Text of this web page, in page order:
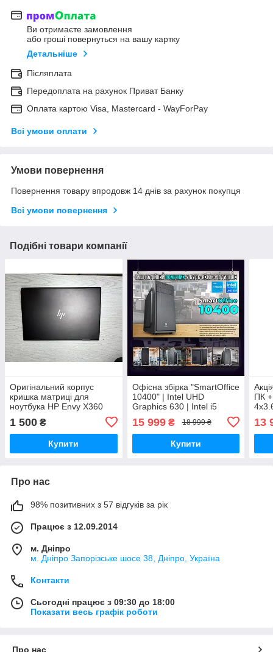
Ви отримаєте замовлення
або гроші повернуться на вашу картку
Детальніше
Післяплата
Передоплата на рахунок Приват Банку
Оплата картою Visa, Mastercard - WayForPay
Всі умови оплати
Умови повернення
Повернення товару впродовж 14 днів за рахунок покупця
Всі умови повернення
Подібні товари компанії
Оригінальний корпус
кришка матриці для
ноутбука HP Envy X360
1 500 ₴
Купити
Офісна збірка "SmartOffice
10400" | Intel UHD
Graphics 630 | Intel i5
10400 |SSD M.2 | Wi-Fi |
WIN11
15 999₴ 18 999 ₴
Купити
ПК
13
Про нас
98% позитивних з 57 відгуків за рік
Працює з 12.09.2014
м. Дніпро
м. Днiпро Запорізське шосе 38, Дніпро, Україна
Контакти
Сьогодні працює з 09:30 до 18:00
Показати весь графік роботи
Про нас